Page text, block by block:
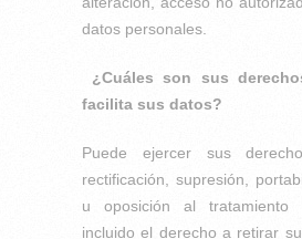
datos personales.
¿Cuáles son sus
facilita sus datos?
Puede ejercer sus
rectificación, supresión,
u oposición al tratamiento
incluido el derecho a retirar